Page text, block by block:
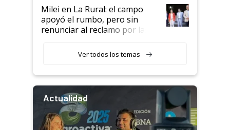
Milei en La Rural: el campo
apoyó el rumbo, pero sin
renunciar al reclamo por las
Ver todos los temas
Actualidad